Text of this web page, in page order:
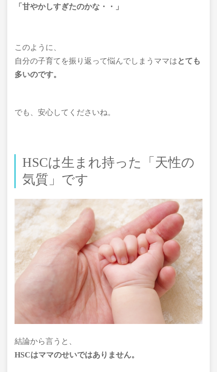
「甘やかしすぎたのかな・・」
このように、
自分の子育てを振り返って悩んでしまうママはとても
多いのです。
でも、安心してくださいね。
HSCは生まれ持った「天性の
気質」です
結論から言うと、
HSCはママのせいではありません。